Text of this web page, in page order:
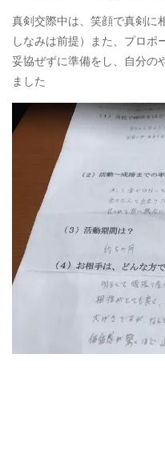
真剣交際中は、笑顔で真剣に
しなみは前提）また、プロポ
妥協ぜずに準備をし、自分の
ました